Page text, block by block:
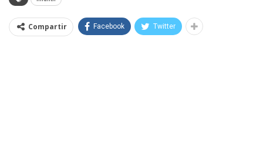
Compartir Facebook Twitter